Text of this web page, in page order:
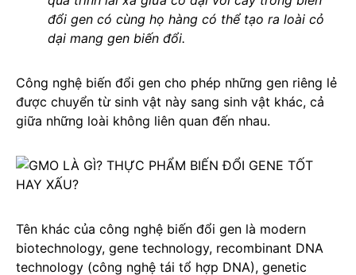
đổi gen có cùng họ hàng có thể tạo ra loài cỏ
dại mang gen biến đổi.
Công nghệ biến đổi gen cho phép những gen riêng lẻ
được chuyển từ sinh vật này sang sinh vật khác, cả
giữa những loài không liên quan đến nhau.
Tên khác của công nghệ biến đổi gen là modern
biotechnology, gene technology, recombinant DNA
technology (công nghệ tái tổ hợp DNA), genetic